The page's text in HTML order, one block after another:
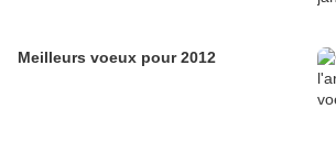
Meilleurs voeux pour 2012